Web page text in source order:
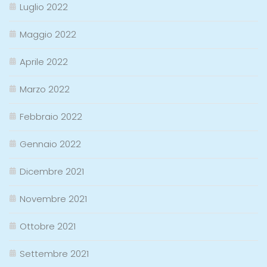
Luglio 2022
Maggio 2022
Aprile 2022
Marzo 2022
Febbraio 2022
Gennaio 2022
Dicembre 2021
Novembre 2021
Ottobre 2021
Settembre 2021